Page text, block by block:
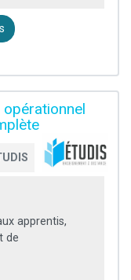
apprentis,
de